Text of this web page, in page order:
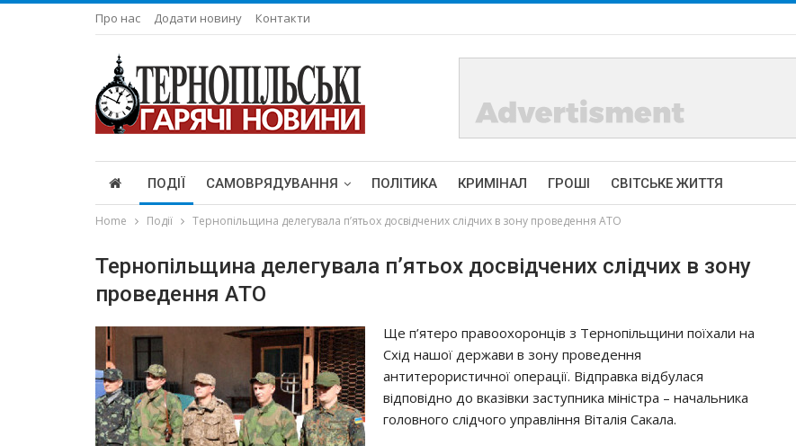
Про нас Додати новину Контакти
ПОДІЇ САМОВРЯДУВАННЯ ПОЛІТИКА КРИМІНАЛ ГРОШІ СВІТСЬКЕ ЖИТТЯ
Home Події Тернопільщина делегувала п’ятьох досвідчених слідчих в зону проведення АТО
Тернопільщина делегувала п’ятьох досвідчених слідчих в зону
проведення АТО
Ще п’ятеро правоохоронців з Тернопільщини поїхали на
Схід нашої держави в зону проведення
антитерористичної операції. Відправка відбулася
відповідно до вказівки заступника міністра – начальника
головного слідчого управління Віталія Сакала.